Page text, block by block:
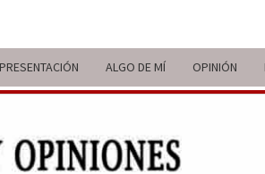
PRESENTACIÓN ALGO DE MÍ OPINIÓN